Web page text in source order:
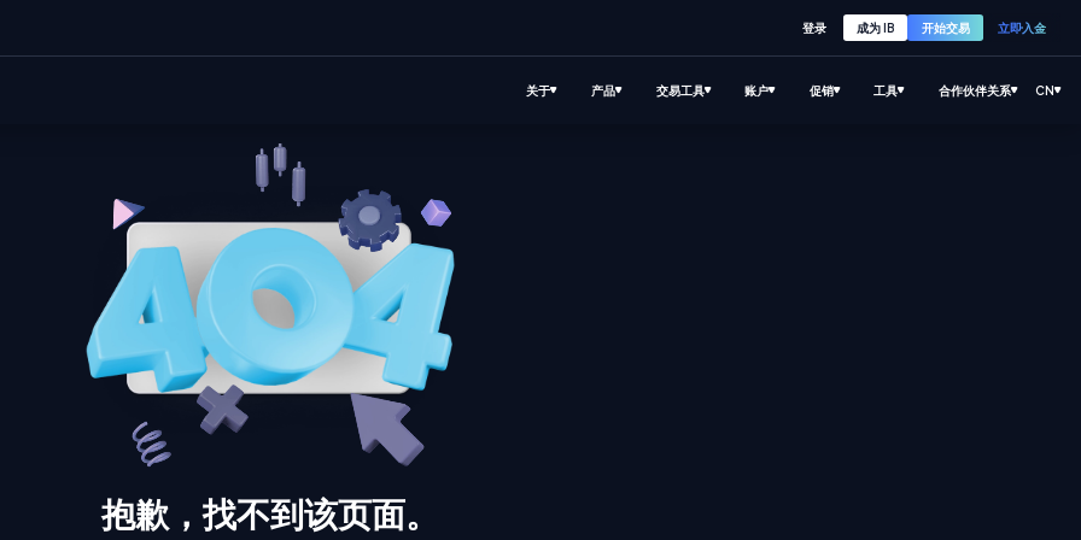
登录 成为 IB 开始交易 立即入金
关于 产品 交易工具 账户 促销 工具 合作伙伴关系 CN
抱歉，找不到该页面。